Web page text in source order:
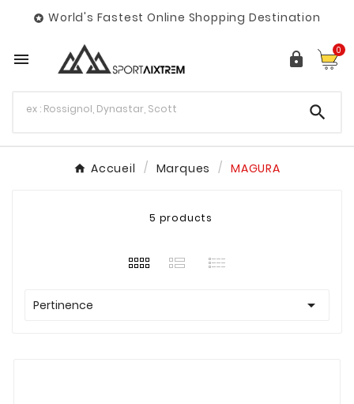
 World's Fastest Online Shopping Destination
  0

Accueil Marques MAGURA
5 products
Pertinence 